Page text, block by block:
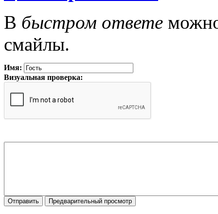
В быстром ответе
смайлы.
Имя:
Визуальная проверка: